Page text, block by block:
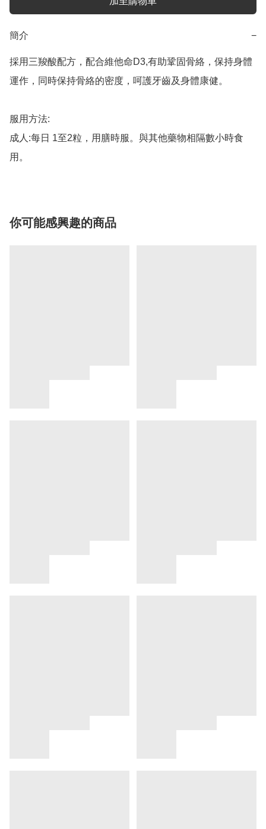
簡介 −
採用三羧酸配方，配合維他命D3,有助鞏固骨絡，保持身體
運作，同時保持骨絡的密度，呵護牙齒及身體康健。
服用方法:
成人:每日 1至2粒，用膳時服。與其他藥物相隔數小時食
用。
你可能感興趣的商品